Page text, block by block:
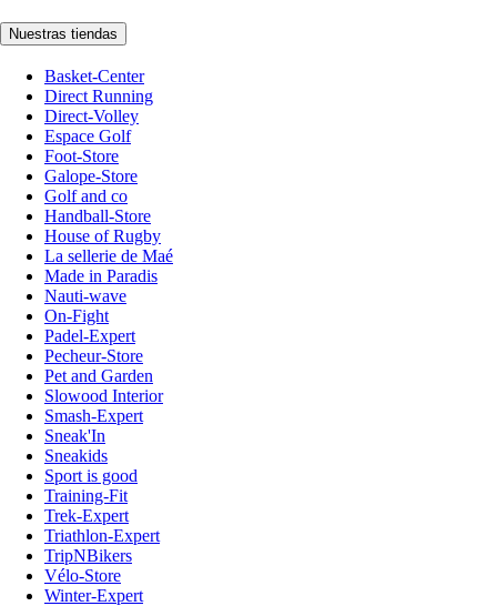
Nuestras tiendas
Basket-Center
Direct Running
Direct-Volley
Espace Golf
Foot-Store
Galope-Store
Golf and co
Handball-Store
House of Rugby
La sellerie de Maé
Made in Paradis
Nauti-wave
On-Fight
Padel-Expert
Pecheur-Store
Pet and Garden
Slowood Interior
Smash-Expert
Sneak'In
Sneakids
Sport is good
Training-Fit
Trek-Expert
Triathlon-Expert
TripNBikers
Vélo-Store
Winter-Expert